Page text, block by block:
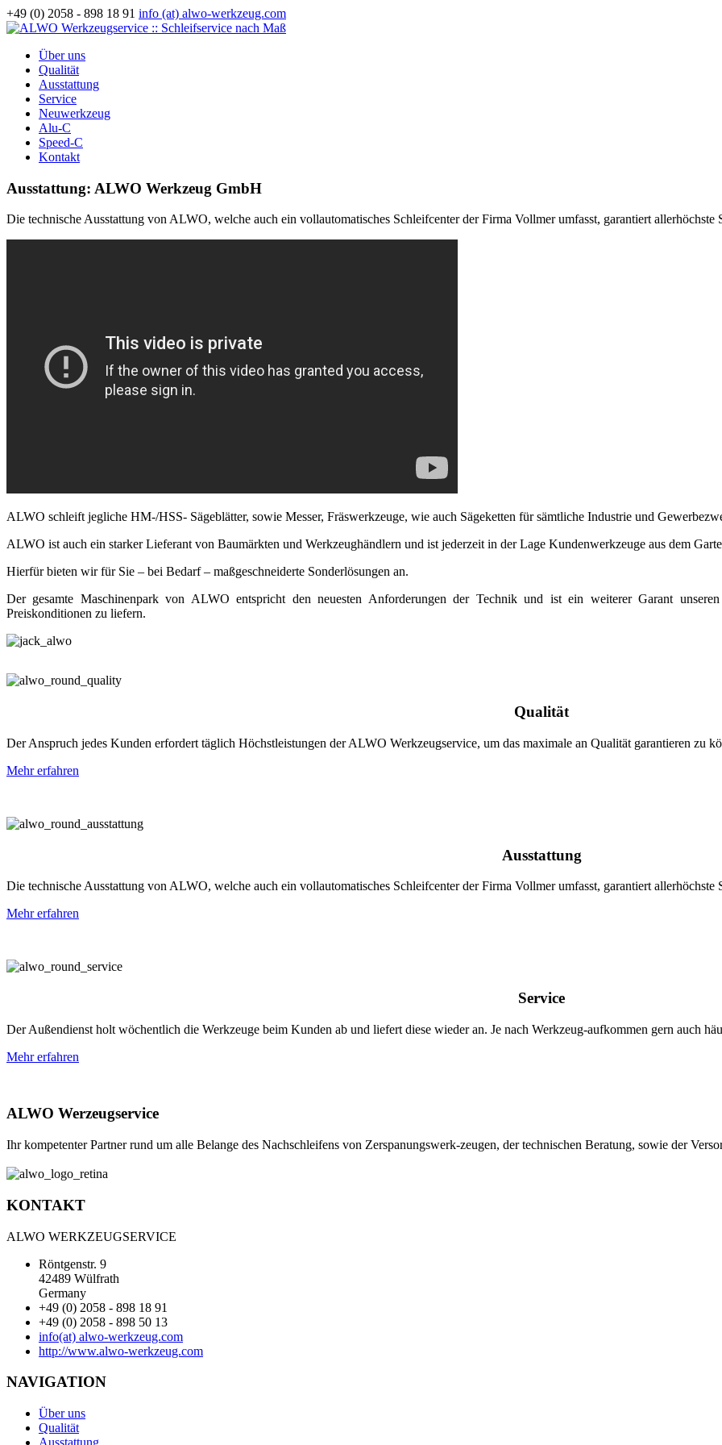
+49 (0) 2058 - 898 18 91 info (at) alwo-werkzeug.com
Über uns
Qualität
Ausstattung
Service
Neuwerkzeug
Alu-C
Speed-C
Kontakt
Ausstattung: ALWO Werkzeug GmbH
Die technische Ausstattung von ALWO, welche auch ein vollautomatisches Schleifcenter der Firma Vollmer umfasst, garantiert allerhöchste
ALWO schleift jegliche HM-/HSS- Sägeblätter, sowie Messer, Fräswerkzeuge, wie auch Sägeketten für sämtliche Industrie und
ALWO ist auch ein starker Lieferant von Baumärkten und Werkzeughändlern und ist jederzeit in der Lage Kundenwerkzeuge aus dem
Hierfür bieten wir für Sie – bei Bedarf – maßgeschneiderte Sonderlösungen an.
Der gesamte Maschinenpark von ALWO entspricht den neuesten Anforderungen der Technik und ist ein weiterer Garant
Preiskonditionen zu liefern.
Qualität
Der Anspruch jedes Kunden erfordert täglich Höchstleistungen der ALWO Werkzeugservice, um das maximale an Qualität garantieren zu
Mehr erfahren
Ausstattung
Die technische Ausstattung von ALWO, welche auch ein vollautomatisches Schleifcenter der Firma Vollmer umfasst, garantiert allerhöchste
Mehr erfahren
Service
Der Außendienst holt wöchentlich die Werkzeuge beim Kunden ab und liefert diese wieder an. Je nach Werkzeug-aufkommen gern auch
Mehr erfahren
ALWO Werzeugservice
Ihr kompetenter Partner rund um alle Belange des Nachschleifens von Zerspanungswerk-zeugen, der technischen Beratung, sowie der
KONTAKT
ALWO WERKZEUGSERVICE
Röntgenstr. 9
42489 Wülfrath
Germany
+49 (0) 2058 - 898 18 91
+49 (0) 2058 - 898 50 13
info(at) alwo-werkzeug.com
http://www.alwo-werkzeug.com
NAVIGATION
Über uns
Qualität
Ausstattung